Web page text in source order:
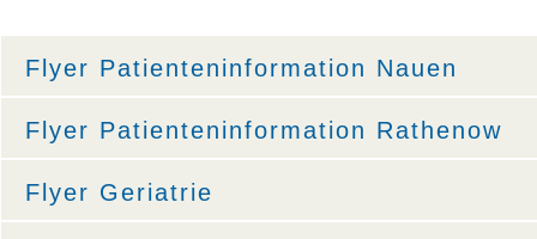
Flyer Patienteninformation Nauen
Flyer Patienteninformation Rathenow
Flyer Geriatrie